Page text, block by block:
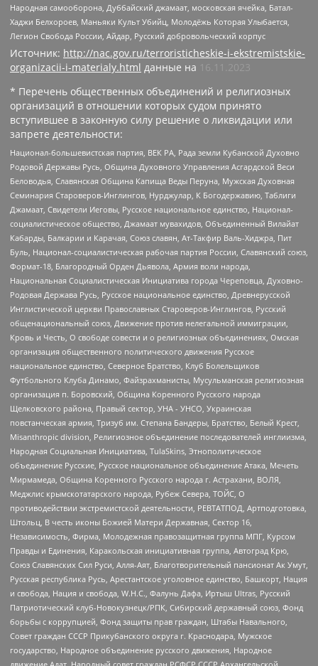
Народная самооборона, Дуббайский джамаат, московская ячейка, Батал-
Хаджи Белхороев, Маньяки Культ Убийц, Молодёжь Которая Улыбается,
Легион Свобода России, Айдар, Русский добровольческий корпус
Источник: http://nac.gov.ru/terroristicheskie-i-ekstremistskie-
organizacii-i-materialy.html данные на
16.11.2023
* Перечень общественных объединений и религиозных
организаций в отношении которых судом принято
вступившее в законную силу решение о ликвидации или
запрете деятельности:
Национал-большевистская партия, ВЕК РА, Рада земли Кубанской Духовно
Родовой Державы Русь, Община Духовного Управления Асгардской Веси
Беловодья, Славянская Община Капища Веды Перуна, Мужская Духовная
Семинария Староверов-Инглингов, Нурджулар, К Богодержавию, Таблиги
Джамаат, Свидетели Иеговы, Русское национальное единство, Национал-
социалистическое общество, Джамаат мувахидов, Объединенный Вилайат
Кабарды, Балкарии и Карачая, Союз славян, Ат-Такфир Валь-Хиджра, Пит
Буль, Национал-социалистическая рабочая партия России, Славянский союз,
Формат-18, Благородный Орден Дьявола, Армия воли народа,
Национальная Социалистическая Инициатива города Череповца, Духовно-
Родовая Держава Русь, Русское национальное единство, Древнерусской
Инглистической церкви Православных Староверов-Инглингов, Русский
общенациональный союз, Движение против нелегальной иммиграции,
Кровь и Честь, О свободе совести и о религиозных объединениях, Омская
организация общественного политического движения Русское
национальное единство, Северное Братство, Клуб Болельщиков
Футбольного Клуба Динамо, Файзрахманисты, Мусульманская религиозная
организация п. Боровский, Община Коренного Русского народа
Щелковского района, Правый сектор, УНА - УНСО, Украинская
повстанческая армия, Тризуб им. Степана Бандеры, Братство, Белый Крест,
Misanthropic division, Религиозное объединение последователей инглиизма,
Народная Социальная Инициатива, TulaSkins, Этнополитическое
объединение Русские, Русское национальное объединение Атака, Мечеть
Мирмамеда, Община Коренного Русского народа г. Астрахани, ВОЛЯ,
Меджлис крымскотатарского народа, Рубеж Севера, ТОЙС, О
противодействии экстремистской деятельности, РЕВТАТПОД, Артподготовка,
Штольц, В честь иконы Божией Матери Державная, Сектор 16,
Независимость, Фирма, Молодежная правозащитная группа МПГ, Курсом
Правды и Единения, Каракольская инициативная группа, Автоград Крю,
Союз Славянских Сил Руси, Алля-Аят, Благотворительный пансионат Ак Умут,
Русская республика Русь, Арестантское уголовное единство, Башкорт, Нация
и свобода, Нация и свобода, W.H.С., Фалунь Дафа, Иртыш Ultras, Русский
Патриотический клуб-Новокузнецк/РПК, Сибирский державный союз, Фонд
борьбы с коррупцией, Фонд защиты прав граждан, Штабы Навального,
Совет граждан СССР Прикубанского округа г. Краснодара, Мужское
государство, Народное объединение русского движения, Народное